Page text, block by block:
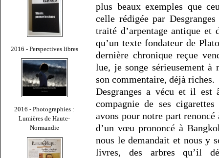
2016 - Perspectives libres
2016 - Photographies :
Lumières de Haute-
Normandie
plus beaux exemples que
celle rédigée par
traité d’arpentage antique
qu’un texte fondateur de
dernière chronique reçue
lue, je songe sérieusement à
son commentaire, déjà riches.
Desgranges a vécu et il
compagnie de ses
avons pour notre part
d’un vœu prononcé à
nous le demandait et nous y
livres, des arbres qu’il